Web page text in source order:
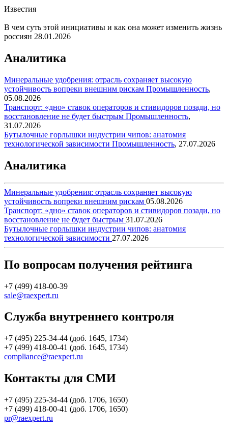
Известия
В чем суть этой инициативы и как она может изменить жизнь
россиян 28.01.2026
Аналитика
Минеральные удобрения: отрасль сохраняет высокую
устойчивость вопреки внешним рискам Промышленность,
05.08.2026
Транспорт: «дно» ставок операторов и стивидоров позади, но
восстановление не будет быстрым Промышленность,
31.07.2026
Бутылочные горлышки индустрии чипов: анатомия
технологической зависимости Промышленность, 27.07.2026
Аналитика
Минеральные удобрения: отрасль сохраняет высокую
устойчивость вопреки внешним рискам 05.08.2026
Транспорт: «дно» ставок операторов и стивидоров позади, но
восстановление не будет быстрым 31.07.2026
Бутылочные горлышки индустрии чипов: анатомия
технологической зависимости 27.07.2026
По вопросам получения рейтинга
+7 (499) 418-00-39
sale@raexpert.ru
Служба внутреннего контроля
+7 (495) 225-34-44 (доб. 1645, 1734)
+7 (499) 418-00-41 (доб. 1645, 1734)
compliance@raexpert.ru
Контакты для СМИ
+7 (495) 225-34-44 (доб. 1706, 1650)
+7 (499) 418-00-41 (доб. 1706, 1650)
pr@raexpert.ru